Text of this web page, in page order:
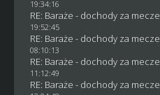
19:34:16
RE: Baraże - dochody za mecze
19:52:45
RE: Baraże - dochody za mecze
08:10:13
RE: Baraże - dochody za mecze
11:12:49
RE: Baraże - dochody za mecze